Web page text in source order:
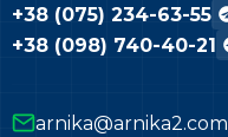
+38 (075) 234-63-55
+38 (098) 740-40-21
arnika@arnika2.com